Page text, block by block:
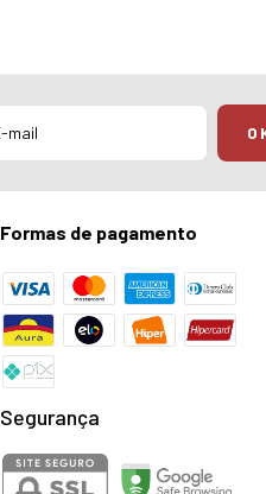
Formas de pagamento
Segurança